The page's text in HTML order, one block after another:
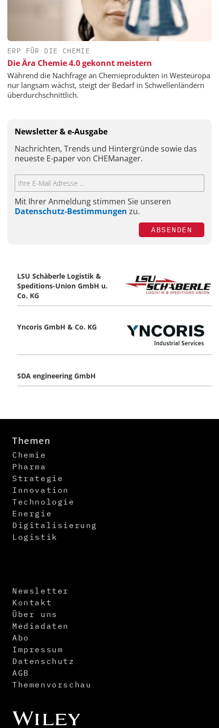
ERP FÜR DIE CHEMIE
Die Ära Chemie 4.0 gekonnt meistern
Während die Nachfrage an Chemieprodukten in Westeuropa
nur langsam wächst, steigt der Bedarf in Schwellenländern
überdurchschnittlich.
Newsletter & e-Ausgabe
Nachrichten, Trends und Hintergründe sowie das
neueste E-paper von CHEManager.
Mit Ihrer Anmeldung stimmen Sie unseren
Datenschutz-Bestimmungen zu.
ABSENDEN
LSU Schäberle Logistik &
Speditions-Union GmbH u.
Co. KG
Yncoris GmbH & Co. KG
SDA engineering GmbH
Themen
Chemie
Pharma
Strategie
Innovation
Technologie
Energie
Digitalisierung
Logistik
Newsletter
Kontakt
Über uns
Mediadaten
Abo
Impressum
Datenschutz
AGB
Themenvorschau